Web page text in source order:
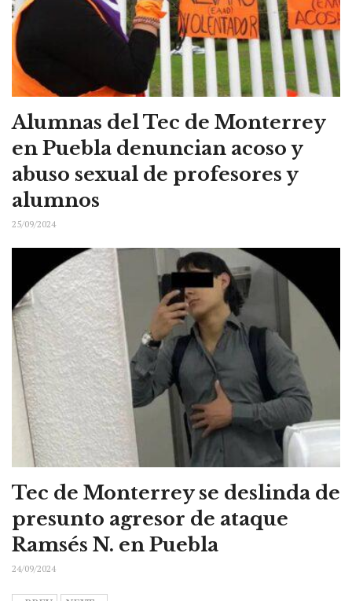
Alumnas del Tec de Monterrey
en Puebla denuncian acoso y
abuso sexual de profesores y
alumnos
25/09/2024
Tec de Monterrey se deslinda de
presunto agresor de ataque
Ramsés N. en Puebla
24/09/2024